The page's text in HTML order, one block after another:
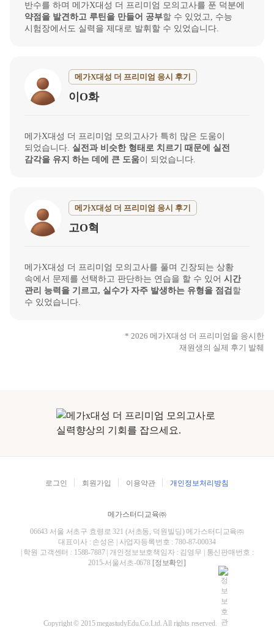
반수를 하며 메가X대성 더 프리미엄 모의고사를 푼 덕분에
약점을 발견하고 루틴을 만들어 공부할 수 있었고, 수능
시험장에서도 실력을 제대로 발휘할 수 있었습니다.
메가X대성 더 프리미엄 응시 후기
이O화
메가X대성 더 프리미엄 모의고사가 특히 많은 도움이
되었습니다. 실전과 비슷한 형태로 치르기 때문에 실전
감각을 유지 하는 데에 큰 도움이 되었습니다.
메가X대성 더 프리미엄 응시 후기
고O혁
메가X대성 더 프리미엄 모의고사를 풀며 긴장되는 상황
속에서 문제를 선택하고 판단하는 연습을 할 수 있어 시간
관리 능력을 기르고, 실수가 자주 발생하는 유형을 점검 할
수 있었습니다.
* 2026 메가X대성 더 프리미엄을 응시한
재원생의 실제 후기 발췌
로그인 회원가입 이용약관 개인정보처리방침
메가스터디교육㈜
06643 서울 서초구 효령로 321 (서초동, 덕원빌딩) 메가스터디교육㈜
대표이사 : 손성은 | 사업자등록번호 : 780-87-00034
| 학원 고객센터 : 1588-7887 | 개인정보보호책임자 : 김영무 | 통신판매번호 :
2015-서울서초-0678 [정보확인]
Copyright © 2015 megastudyEdu.Co.Ltd. All rights reserved.